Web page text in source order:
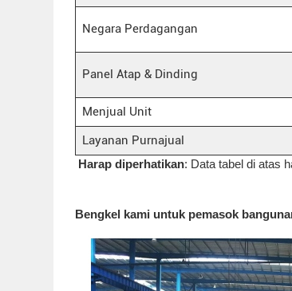
Negara Perdagangan
Panel Atap & Dinding
Menjual Unit
Layanan Purnajual
Harap diperhatikan: Data tabel di atas
Bengkel kami untuk pemasok